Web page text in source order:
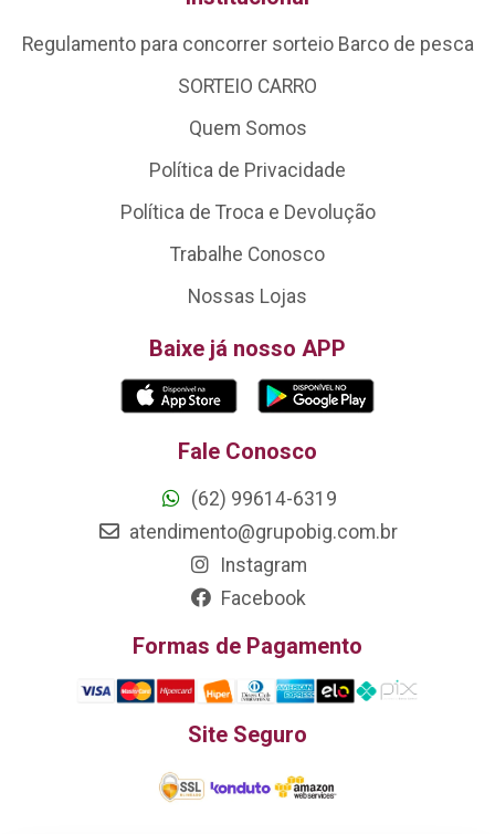
Regulamento para concorrer sorteio Barco de pesca
SORTEIO CARRO
Quem Somos
Política de Privacidade
Política de Troca e Devolução
Trabalhe Conosco
Nossas Lojas
Baixe já nosso APP
Fale Conosco
(62) 99614-6319
atendimento@grupobig.com.br
Instagram
Facebook
Formas de Pagamento
Site Seguro